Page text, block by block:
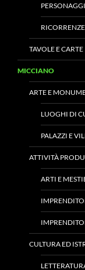
PERSONAGGI
RICORRENZE
TAVOLE E CARTE
MICCIANO
ARTE E
LUOGHI DI
PALAZZI E
ATTIVITÀ
ARTI E
CULTURA ED